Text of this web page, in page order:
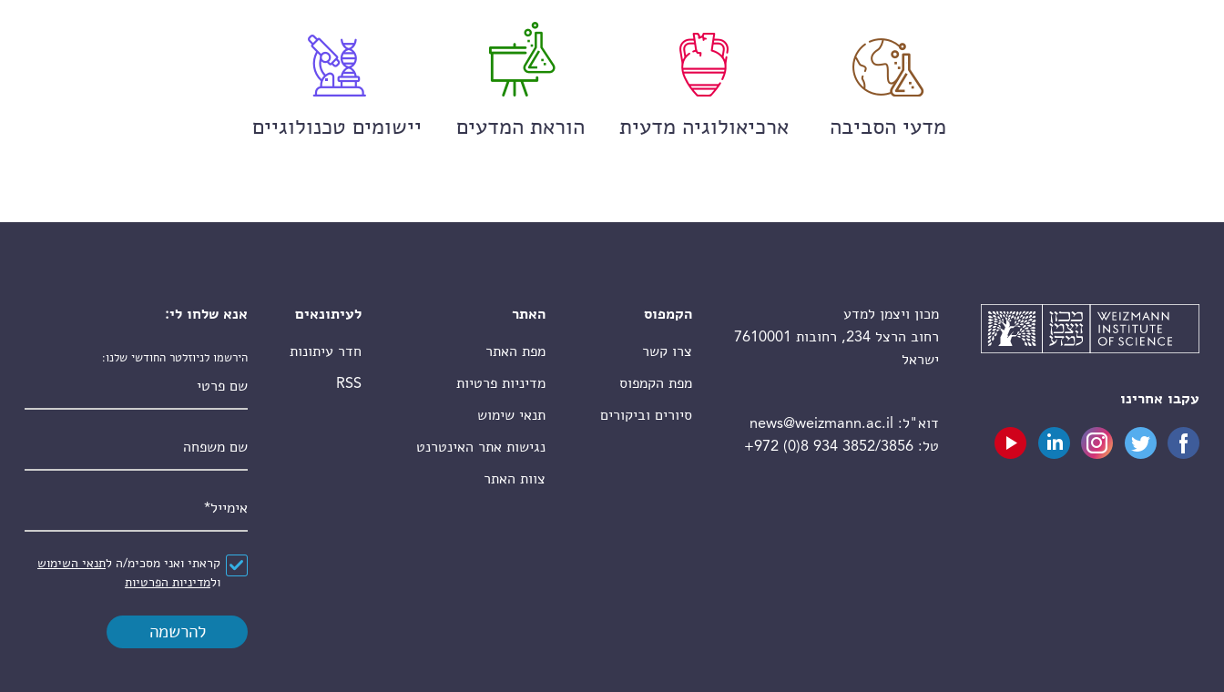
מדעי הסביבה ארכיאולוגיה מדעית הוראת המדעים יישומים טכנולוגיים
עקבו אחרינו
מכון ויצמן למדע
רחוב הרצל 234, רחובות 7610001
ישראל
דוא"ל:
news@weizmann.ac.il
טל:+972 (0)8 934 3852/3856
הקמפוס
צרו קשר
מפת הקמפוס
סיורים וביקורים
האתר
מפת האתר
מדיניות פרטיות
תנאי שימוש
נגישות אתר האינטרנט
צוות האתר
לעיתונאים
חדר עיתונות
RSS
אנא שלחו לי:
הירשמו לניוזלטר החודשי שלנו:
הסכם*
קראתי ואני מסכימ/ה לתנאי השימוש
ולמדיניות הפרטיות